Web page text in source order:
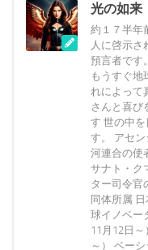
光の如来
約１７半年
人に啓示さ
預言者です
もうすぐ地
れによって
さんと喜び
す 世の中
す。 アセ
河連合の使
サナト・ク
ター司令官
同体所属
球イノベー
11月12日～
～） ベー